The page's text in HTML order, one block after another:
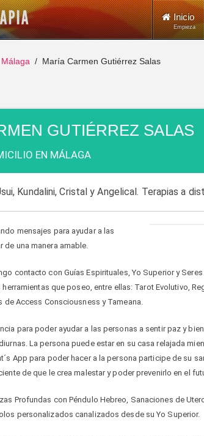
Inicio
Empieza
Málaga María Carmen Gutiérrez Salas
GUTIÉRREZ SALAS
EN MÁLAGA
Kundalini, Cristal y Angelical. Terapias a
mensajes para ayudar a las
de una manera amable.
contacto con Guías Espirituales, Yo Superior y
que poseo, entre ellas: Tarot Evolutivo,
de Access Consciousness y Tameana.
para poder ayudar a las personas a sentir paz y
La persona puede estar en su casa relajada
App para poder hacer a la persona participe de su
de que le crea malestar y poder prevenirlo en el
Profundas con Péndulo Hebreo, Sanaciones de
personalizados canalizados desde su Yo Superior.